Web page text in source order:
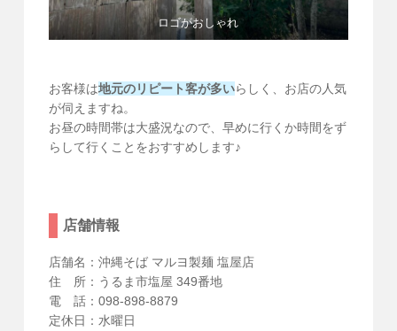
ロゴがおしゃれ
お客様は地元のリピート客が多いらしく、お店の人気
が伺えますね。
お昼の時間帯は大盛況なので、早めに行くか時間をず
らして行くことをおすすめします♪
店舗情報
店舗名：沖縄そば マルヨ製麺 塩屋店
住 所：うるま市塩屋 349番地
電 話：098-898-8879
定休日：水曜日